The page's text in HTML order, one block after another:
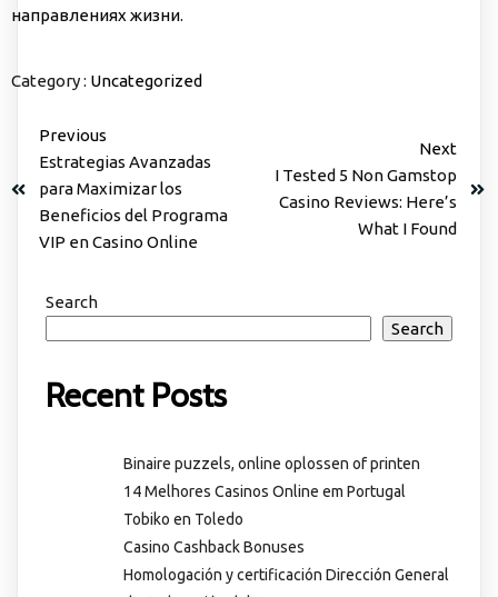
направлениях жизни.
Category : Uncategorized
Previous
Estrategias Avanzadas
para Maximizar los
Beneficios del Programa
VIP en Casino Online
Next
I Tested 5 Non Gamstop
Casino Reviews: Here’s
What I Found
Search
Search
Recent Posts
Binaire puzzels, online oplossen of printen
14 Melhores Casinos Online em Portugal
Tobiko en Toledo
Casino Cashback Bonuses
Homologación y certificación Dirección General